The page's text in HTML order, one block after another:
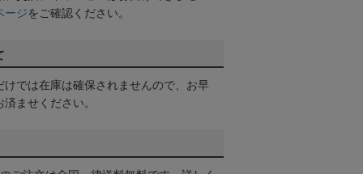
ージをご確認ください。
けでは在庫は確保されませんので、お早
ませください。